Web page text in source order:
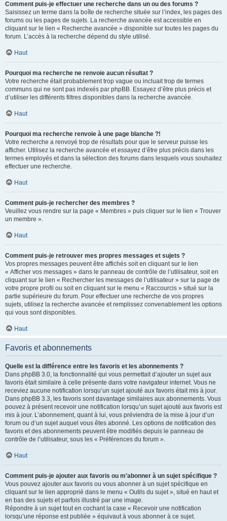
Comment puis-je effectuer une recherche dans un ou des forums ?
Saisissez un terme dans la boîte de recherche située sur l’index, les pages des
forums ou les pages de sujets. La recherche avancée est accessible en
cliquant sur le lien « Recherche avancée » disponible sur toutes les pages du
forum. L’accès à la recherche dépend du style utilisé.
Haut
Pourquoi ma recherche ne renvoie aucun résultat ?
Votre recherche était probablement trop vague ou incluait trop de termes
communs qui ne sont pas indexés par phpBB. Essayez d’être plus précis et
d’utiliser les différents filtres disponibles dans la recherche avancée.
Haut
Pourquoi ma recherche renvoie à une page blanche ?!
Votre recherche a renvoyé trop de résultats pour que le serveur puisse les
afficher. Utilisez la recherche avancée et essayez d’être plus précis dans les
termes employés et dans la sélection des forums dans lesquels vous souhaitez
effectuer une recherche.
Haut
Comment puis-je rechercher des membres ?
Veuillez vous rendre sur la page « Membres » puis cliquer sur le lien « Trouver
un membre ».
Haut
Comment puis-je retrouver mes propres messages et sujets ?
Vos propres messages peuvent être affichés soit en cliquant sur le lien
« Afficher vos messages » dans le panneau de contrôle de l’utilisateur, soit en
cliquant sur le lien « Rechercher les messages de l’utilisateur » sur la page de
votre propre profil ou soit en cliquant sur le menu « Raccourcis » situé sur la
partie supérieure du forum. Pour effectuer une recherche de vos propres
sujets, utilisez la recherche avancée et remplissez convenablement les options
qui vous sont disponibles.
Haut
Favoris et abonnements
Quelle est la différence entre les favoris et les abonnements ?
Dans phpBB 3.0, la fonctionnalité qui vous permettait d’ajouter un sujet aux
favoris était similaire à celle présente dans votre navigateur internet. Vous ne
receviez aucune notification lorsqu’un sujet ajouté aux favoris était mis à jour.
Dans phpBB 3.3, les favoris sont davantage similaires aux abonnements. Vous
pouvez à présent recevoir une notification lorsqu’un sujet ajouté aux favoris est
mis à jour. L’abonnement, quant à lui, vous préviendra de la mise à jour d’un
forum ou d’un sujet auquel vous êtes abonné. Les options de notification des
favoris et des abonnements peuvent être modifiés depuis le panneau de
contrôle de l’utilisateur, sous les « Préférences du forum ».
Haut
Comment puis-je ajouter aux favoris ou m’abonner à un sujet spécifique ?
Vous pouvez ajouter aux favoris ou vous abonner à un sujet spécifique en
cliquant sur le lien approprié dans le menu « Outils du sujet », situé en haut et
en bas des sujets et parfois illustré par une image.
Répondre à un sujet tout en cochant la case « Recevoir une notification
lorsqu’une réponse est publiée » équivaut à vous abonner à ce sujet.